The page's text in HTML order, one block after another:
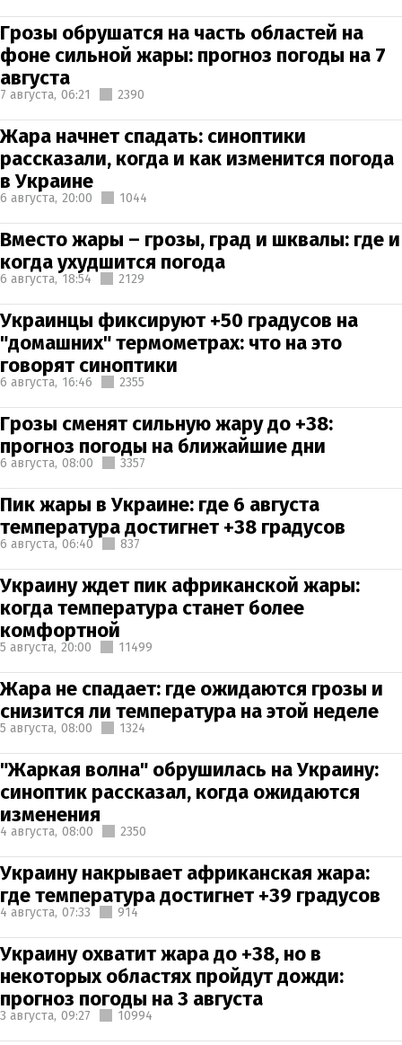
Грозы обрушатся на часть областей на
фоне сильной жары: прогноз погоды на 7
августа
7 августа, 06:21 2390
Жара начнет спадать: синоптики
рассказали, когда и как изменится погода
в Украине
6 августа, 20:00 1044
Вместо жары – грозы, град и шквалы: где и
когда ухудшится погода
6 августа, 18:54 2129
Украинцы фиксируют +50 градусов на
"домашних" термометрах: что на это
говорят синоптики
6 августа, 16:46 2355
Грозы сменят сильную жару до +38:
прогноз погоды на ближайшие дни
6 августа, 08:00 3357
Пик жары в Украине: где 6 августа
температура достигнет +38 градусов
6 августа, 06:40 837
Украину ждет пик африканской жары:
когда температура станет более
комфортной
5 августа, 20:00 11499
Жара не спадает: где ожидаются грозы и
снизится ли температура на этой неделе
5 августа, 08:00 1324
"Жаркая волна" обрушилась на Украину:
синоптик рассказал, когда ожидаются
изменения
4 августа, 08:00 2350
Украину накрывает африканская жара:
где температура достигнет +39 градусов
4 августа, 07:33 914
Украину охватит жара до +38, но в
некоторых областях пройдут дожди:
прогноз погоды на 3 августа
3 августа, 09:27 10994